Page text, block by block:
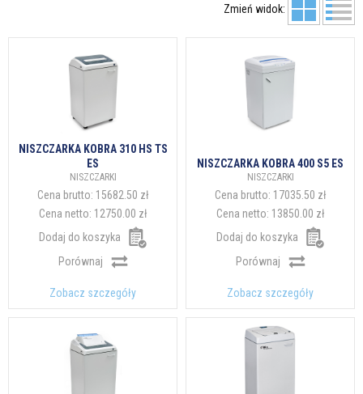
Zmień widok:
NISZCZARKA KOBRA 310 HS TS
ES
NISZCZARKI
Cena brutto: 15682.50 zł
Cena netto: 12750.00 zł
Dodaj do koszyka
Porównaj
Zobacz szczegóły
NISZCZARKA KOBRA 400 S5 ES
NISZCZARKI
Cena brutto: 17035.50 zł
Cena netto: 13850.00 zł
Dodaj do koszyka
Porównaj
Zobacz szczegóły